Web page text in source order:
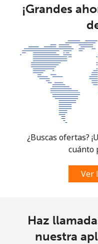
¡Grandes
¿Buscas ofertas?
cuánto
Ver
Haz
nuestra